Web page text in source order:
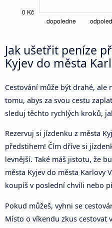
Jak ušetřit peníze
Kyjev do města
Cestování může být drahé, ale
tomu, abys za svou cestu
sleduj těchto rychlých kroků,
Rezervuj si jízdenku z města
předstihem! Čím dříve si
levnější. Také máš jistotu, že
města Kyjev do města Karlovy
koupíš v poslední chvíli nebo
Pokud můžeš, vyhni se
Místo o víkendu zkus cestovat